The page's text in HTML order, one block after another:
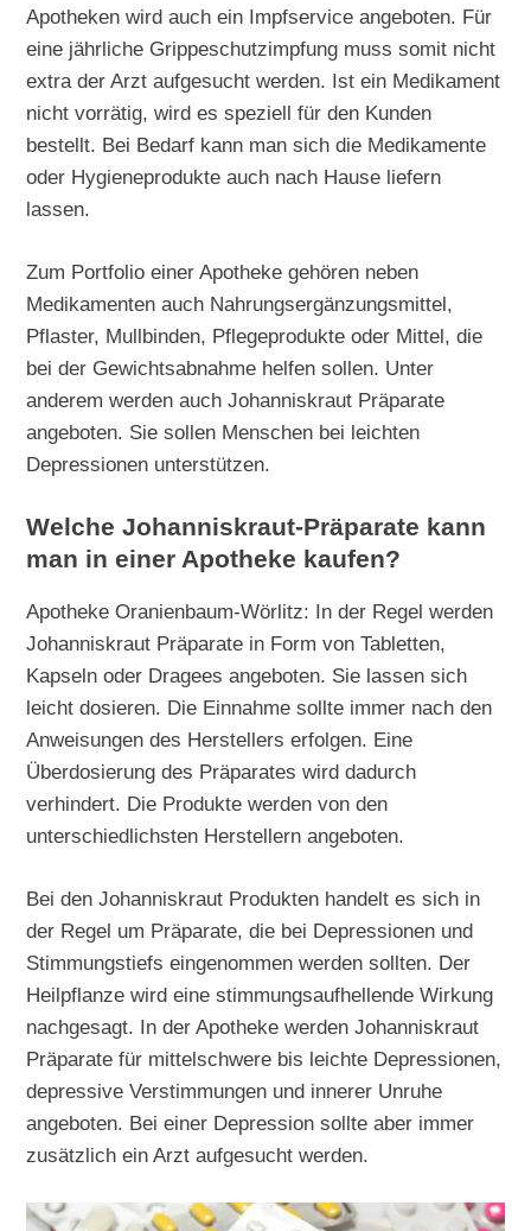
Apotheken wird auch ein Impfservice angeboten. Für
eine jährliche Grippeschutzimpfung muss somit nicht
extra der Arzt aufgesucht werden. Ist ein Medikament
nicht vorrätig, wird es speziell für den Kunden
bestellt. Bei Bedarf kann man sich die Medikamente
oder Hygieneprodukte auch nach Hause liefern
lassen.
Zum Portfolio einer Apotheke gehören neben
Medikamenten auch Nahrungsergänzungsmittel,
Pflaster, Mullbinden, Pflegeprodukte oder Mittel, die
bei der Gewichtsabnahme helfen sollen. Unter
anderem werden auch Johanniskraut Präparate
angeboten. Sie sollen Menschen bei leichten
Depressionen unterstützen.
Welche Johanniskraut-Präparate kann
man in einer Apotheke kaufen?
Apotheke Oranienbaum-Wörlitz: In der Regel werden
Johanniskraut Präparate in Form von Tabletten,
Kapseln oder Dragees angeboten. Sie lassen sich
leicht dosieren. Die Einnahme sollte immer nach den
Anweisungen des Herstellers erfolgen. Eine
Überdosierung des Präparates wird dadurch
verhindert. Die Produkte werden von den
unterschiedlichsten Herstellern angeboten.
Bei den Johanniskraut Produkten handelt es sich in
der Regel um Präparate, die bei Depressionen und
Stimmungstiefs eingenommen werden sollten. Der
Heilpflanze wird eine stimmungsaufhellende Wirkung
nachgesagt. In der Apotheke werden Johanniskraut
Präparate für mittelschwere bis leichte Depressionen,
depressive Verstimmungen und innerer Unruhe
angeboten. Bei einer Depression sollte aber immer
zusätzlich ein Arzt aufgesucht werden.